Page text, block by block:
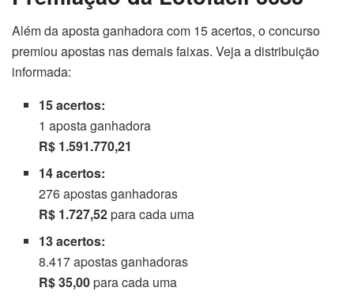
Além da aposta ganhadora com 15 acertos, o concurso
premiou apostas nas demais faixas. Veja a distribuição
informada:
15 acertos:
1 aposta ganhadora
R$ 1.591.770,21
14 acertos:
276 apostas ganhadoras
R$ 1.727,52para cada uma
13 acertos:
8.417 apostas ganhadoras
R$ 35,00para cada uma